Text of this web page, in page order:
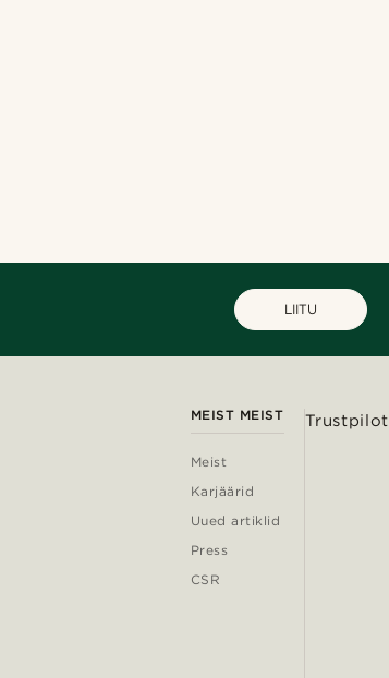
LIITU
MEIST MEIST
Meist
Karjäärid
Uued artiklid
Press
CSR
Trustpilot